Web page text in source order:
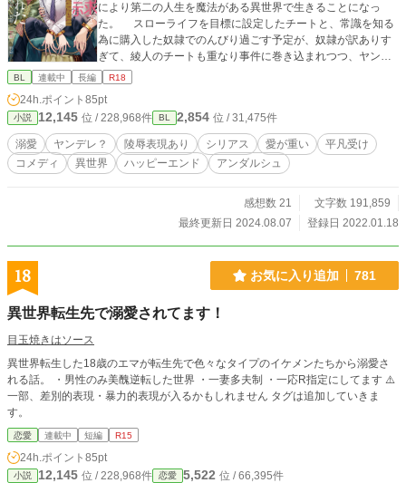
により第二の人生を魔法がある異世界で生きることになっ
た。 スローライフを目標に設定したチートと、常識を知る
為に購入した奴隷でのんびり過ごす予定が、奴隷が訳ありす
ぎて、綾人のチートも重なり事件に巻き込まれつつ、ヤンデ
レ気味な奴隷に溺愛されていく話。 年下美形奴隷（スパダ
ち） 〈注意〉 1章は明るい感じですが、2章は陵辱表現等あり
ますので、苦手な方は1章まででお願いします。 苦手ではな
い方は、乗り越えた先にヤンデレ気味な溺愛年下奴隷が見れ
ますのでお楽しみに。 ------------------------------ ムーンライトノ
ベルズさんで日間・週間・月間・四半期ランキング1位ありが
BL 連載中 長編 R18
24h.ポイント 85pt
小説 12,145 位 / 228,968件 BL 2,854 位 / 31,475件
溺愛 ヤンデレ？ 陵辱表現あり シリアス 愛が重い
平凡受け
コメディ
異世界 ハッピーエンド アンダルシュ
感想数 21
文字数 191,859
最終更新日 2024.08.07
登録日 2022.01.18
18 お気に入り追加 781
異世界転生先で溺愛されてます！
目玉焼きはソース
異世界転生した18歳のエマが転生先で色々なタイプのイケメンたちから溺愛さ
れる話。 ・男性のみ美醜逆転した世界 ・一妻多夫制 ・一応R指定にしてます ⚠️
一部、差別的表現・暴力的表現が入るかもしれません タグは追加していきま
す。
恋愛 連載中 短編 R15
24h.ポイント 85pt
小説 12,145 位 / 228,968件 恋愛 5,522 位 / 66,395件